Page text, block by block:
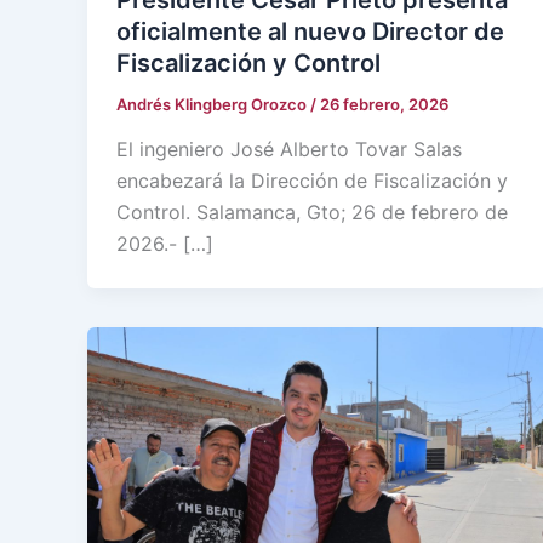
oficialmente al nuevo Director de
Fiscalización y Control
Andrés Klingberg Orozco / 26 febrero, 2026
El ingeniero José Alberto Tovar Salas
encabezará la Dirección de Fiscalización y
Control. Salamanca, Gto; 26 de febrero de
2026.- […]